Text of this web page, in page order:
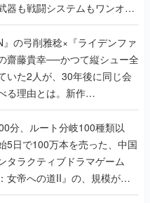
器も戦闘システムもワンオフ
た理由を両ディレクターに聞
』の弓削雅稔×『ライデンファ
齋藤貴幸──かつて縦シュー全
いた2人が、30年後に同じ会
る理由とは。新作
EXTREME』で初タッグを組
ド2人に訊く開発秘話
分、ルート分岐100種類以
5日で100万本を売った、中国
タラクティブドラマゲーム
女帝への道II』の、規模が違
プロデューサーに聞いた